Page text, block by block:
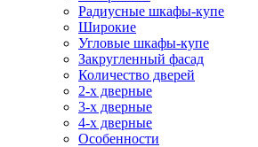
Радиусные шкафы-купе
Широкие
Угловые шкафы-купе
Закругленный фасад
Количество дверей
2-х дверные
3-х дверные
4-х дверные
Особенности